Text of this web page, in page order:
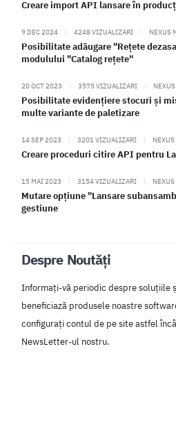
Creare import API lansare în
9 DEC 2024 | 4248 VIZUALIZARI | NEXUS
Posibilitate adăugare "Rețete
modulului "Catalog rețete"
20 OCT 2023 | 3575 VIZUALIZARI |
Posibilitate evidențiere stocuri și
multe variante de paletizare
14 SEP 2023 | 3201 VIZUALIZARI |
Creare proceduri citire API pentru
15 MAI 2023 | 3154 VIZUALIZARI |
Mutare opțiune "Lansare
gestiune
Despre Noutăți
Informați-vă periodic despre soluțiile
beneficiază produsele noastre
configurați contul de pe site astfel
NewsLetter-ul nostru.